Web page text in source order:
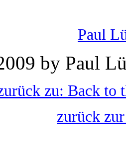
Paul
by Paul
zu: Back to
zurück